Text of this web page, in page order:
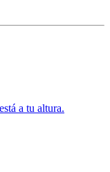
a tu altura.